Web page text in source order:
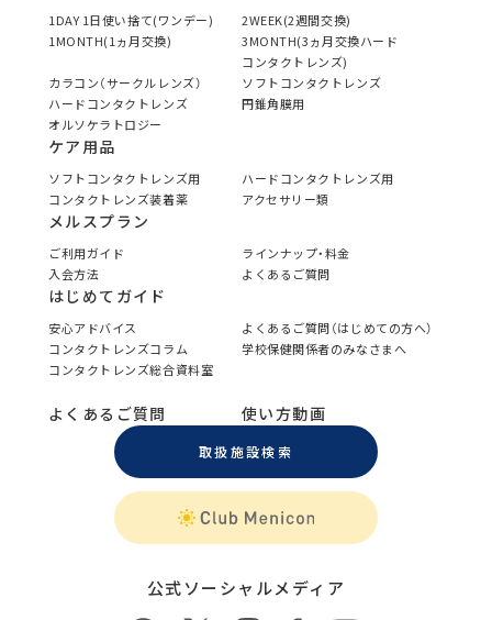
1DAY 1日使い捨て(ワンデー)
2WEEK(2週間交換)
1MONTH(1ヵ月交換)
3MONTH(3ヵ月交換ハード
コンタクトレンズ)
カラコン（サークルレンズ）
ソフトコンタクトレンズ
ハードコンタクトレンズ
円錐角膜用
オルソケラトロジー
ケア用品
ソフトコンタクトレンズ用
ハードコンタクトレンズ用
コンタクトレンズ装着薬
アクセサリー類
メルスプラン
ご利用ガイド
ラインナップ・料金
入会方法
よくあるご質問
はじめてガイド
安心アドバイス
よくあるご質問（はじめての方へ）
コンタクトレンズコラム
学校保健関係者のみなさまへ
コンタクトレンズ総合資料室
よくあるご質問 使い方動画
取扱施設検索
公式ソーシャルメディア